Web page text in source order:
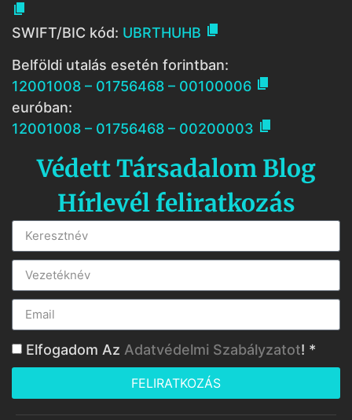

SWIFT/BIC kód: UBRTHUHB 
Belföldi utalás esetén forintban:
12001008 – 01756468 – 00100006 
euróban:
12001008 – 01756468 – 00200003 
Védett Társadalom Blog
Hírlevél feliratkozás
Elfogadom Az Adatvédelmi Szabályzatot! *
FELIRATKOZÁS